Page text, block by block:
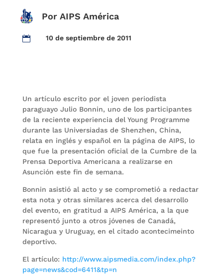
Por AIPS América
 10 de septiembre de 2011
Un artículo escrito por el joven periodista
paraguayo Julio Bonnin, uno de los participantes
de la reciente experiencia del Young Programme
durante las Universiadas de Shenzhen, China,
relata en inglés y español en la página de AIPS, lo
que fue la presentación oficial de la Cumbre de la
Prensa Deportiva Americana a realizarse en
Asunción este fin de semana.
Bonnin asistió al acto y se comprometió a redactar
esta nota y otras similares acerca del desarrollo
del evento, en gratitud a AIPS América, a la que
representó junto a otros jóvenes de Canadá,
Nicaragua y Uruguay, en el citado acontecimeinto
deportivo.
El artículo: http://www.aipsmedia.com/index.php?
page=news&cod=6411&tp=n